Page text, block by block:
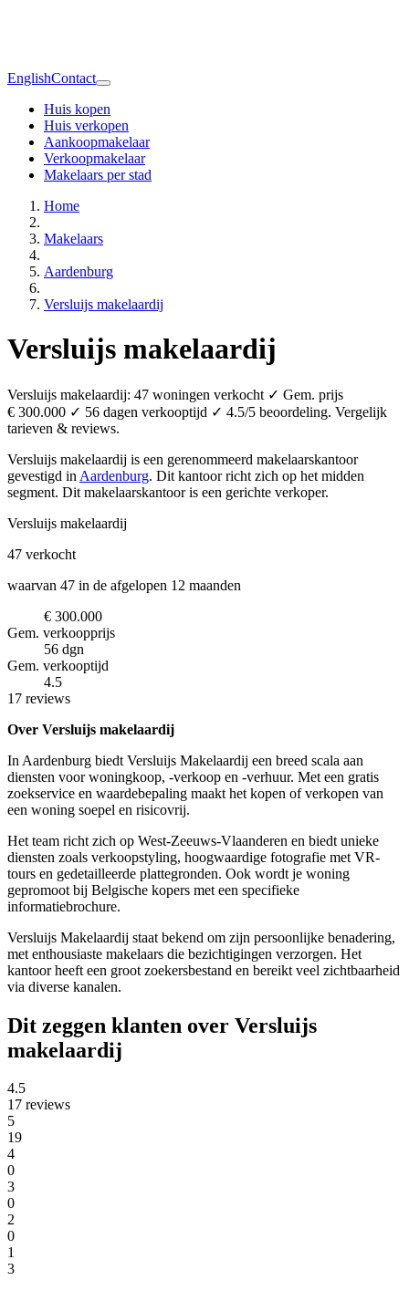
EnglishContact
Huis kopen
Huis verkopen
Aankoopmakelaar
Verkoopmakelaar
Makelaars per stad
Home
Makelaars
Aardenburg
Versluijs makelaardij
Versluijs makelaardij
Versluijs makelaardij: 47 woningen verkocht ✓ Gem. prijs
€ 300.000 ✓ 56 dagen verkooptijd ✓ 4.5/5 beoordeling. Vergelijk
tarieven & reviews.
Versluijs makelaardij is een gerenommeerd makelaarskantoor
gevestigd in Aardenburg. Dit kantoor richt zich op het midden
segment. Dit makelaarskantoor is een gerichte verkoper.
Versluijs makelaardij
47 verkocht
waarvan 47 in de afgelopen 12 maanden
€ 300.000
Gem. verkoopprijs
56 dgn
Gem. verkooptijd
4.5
17 reviews
Over Versluijs makelaardij
In Aardenburg biedt Versluijs Makelaardij een breed scala aan
diensten voor woningkoop, -verkoop en -verhuur. Met een gratis
zoekservice en waardebepaling maakt het kopen of verkopen van
een woning soepel en risicovrij.
Het team richt zich op West-Zeeuws-Vlaanderen en biedt unieke
diensten zoals verkoopstyling, hoogwaardige fotografie met VR-
tours en gedetailleerde plattegronden. Ook wordt je woning
gepromoot bij Belgische kopers met een specifieke
informatiebrochure.
Versluijs Makelaardij staat bekend om zijn persoonlijke benadering,
met enthousiaste makelaars die bezichtigingen verzorgen. Het
kantoor heeft een groot zoekersbestand en bereikt veel zichtbaarheid
via diverse kanalen.
Dit zeggen klanten over Versluijs
makelaardij
4.5
17 reviews
5
19
4
0
3
0
2
0
1
3